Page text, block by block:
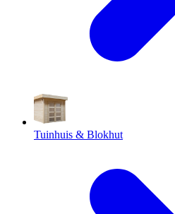
Tuinhuis & Blokhut